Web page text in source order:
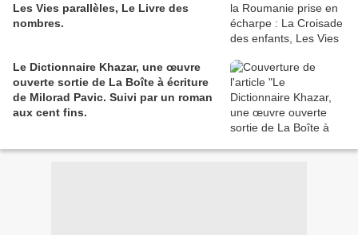
Les Vies parallèles, Le Livre des
nombres.
Le Dictionnaire Khazar, une œuvre
ouverte sortie de La Boîte à écriture
de Milorad Pavic. Suivi par un roman
aux cent fins.